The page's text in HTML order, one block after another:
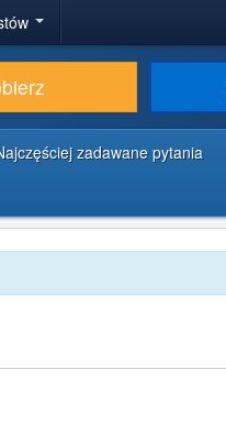
zadawane pytania